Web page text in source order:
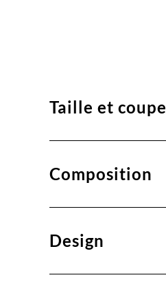
Taille et coupe
Composition
Design